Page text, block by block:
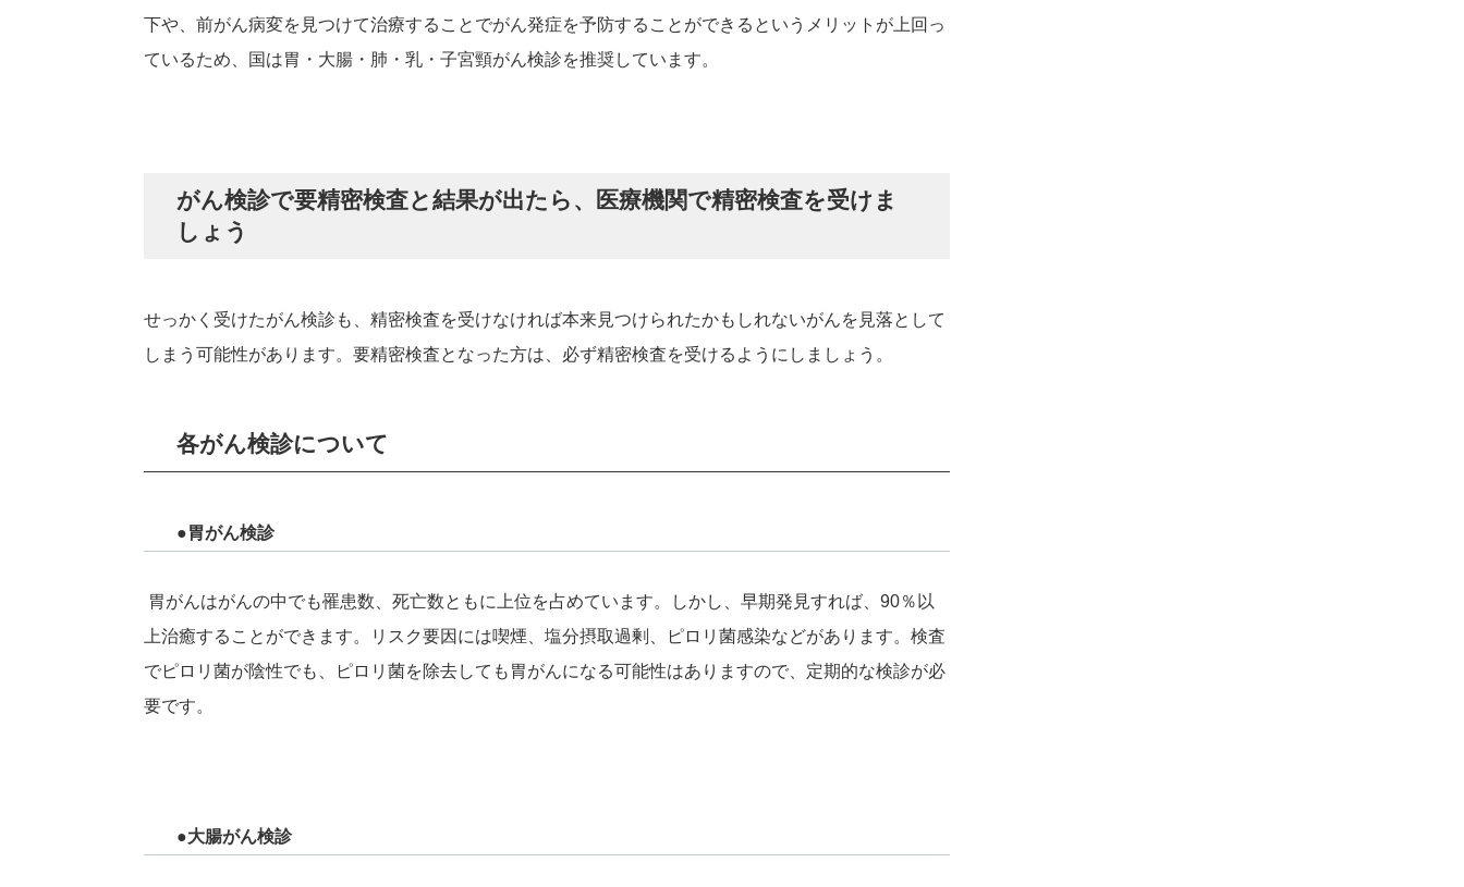
下や、前がん病変を見つけて治療することでがん発症を予防することができるというメリットが上回っ
ているため、国は胃・大腸・肺・乳・子宮頸がん検診を推奨しています。
がん検診で要精密検査と結果が出たら、医療機関で精密検査を受けま
しょう
せっかく受けたがん検診も、精密検査を受けなければ本来見つけられたかもしれないがんを見落として
しまう可能性があります。要精密検査となった方は、必ず精密検査を受けるようにしましょう。
各がん検診について
●胃がん検診
胃がんはがんの中でも罹患数、死亡数ともに上位を占めています。しかし、早期発見すれば、90％以
上治癒することができます。リスク要因には喫煙、塩分摂取過剰、ピロリ菌感染などがあります。検査
でピロリ菌が陰性でも、ピロリ菌を除去しても胃がんになる可能性はありますので、定期的な検診が必
要です。
●大腸がん検診